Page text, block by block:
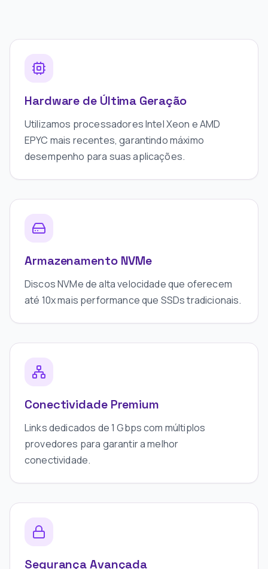
Hardware de Última Geração
Utilizamos processadores Intel Xeon e AMD
EPYC mais recentes, garantindo máximo
desempenho para suas aplicações.
Armazenamento NVMe
Discos NVMe de alta velocidade que oferecem
até 10x mais performance que SSDs tradicionais.
Conectividade Premium
Links dedicados de 1 Gbps com múltiplos
provedores para garantir a melhor
conectividade.
Segurança Avançada